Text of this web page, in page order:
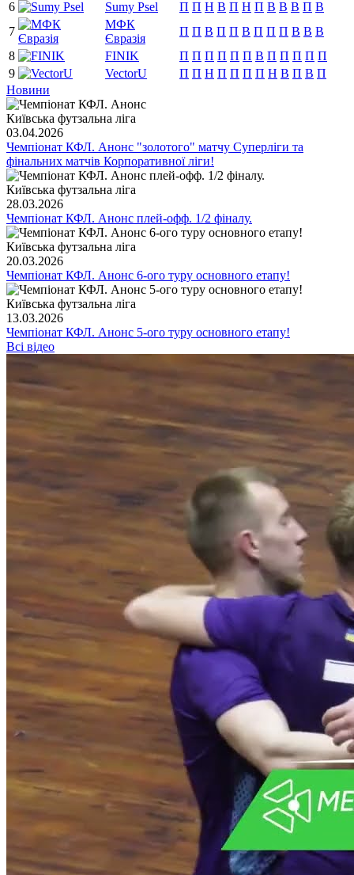
6
Sumy Psel П П Н В П Н П В В В П В
7
МФК
Євразія
П П В П П В П П П В В В
8
FINIK П П П П П П В П П П П П
9
VectorU П П Н П П П П Н В П В П
Новини
Київська футзальна ліга
03.04.2026
Чемпіонат КФЛ. Анонс "золотого" матчу Суперліги та
фінальних матчів Корпоративної ліги!
Київська футзальна ліга
28.03.2026
Чемпіонат КФЛ. Анонс плей-офф. 1/2 фіналу.
Київська футзальна ліга
20.03.2026
Чемпіонат КФЛ. Анонс 6-ого туру основного етапу!
Київська футзальна ліга
13.03.2026
Чемпіонат КФЛ. Анонс 5-ого туру основного етапу!
Всі відео